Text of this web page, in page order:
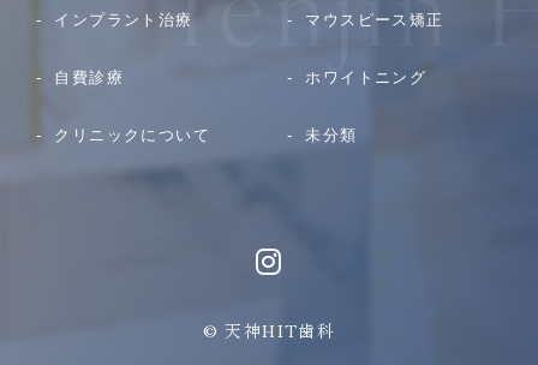
インプラント治療 マウスピース矯正
自費診療 ホワイトニング
クリニックについて 未分類
© 天神HIT歯科